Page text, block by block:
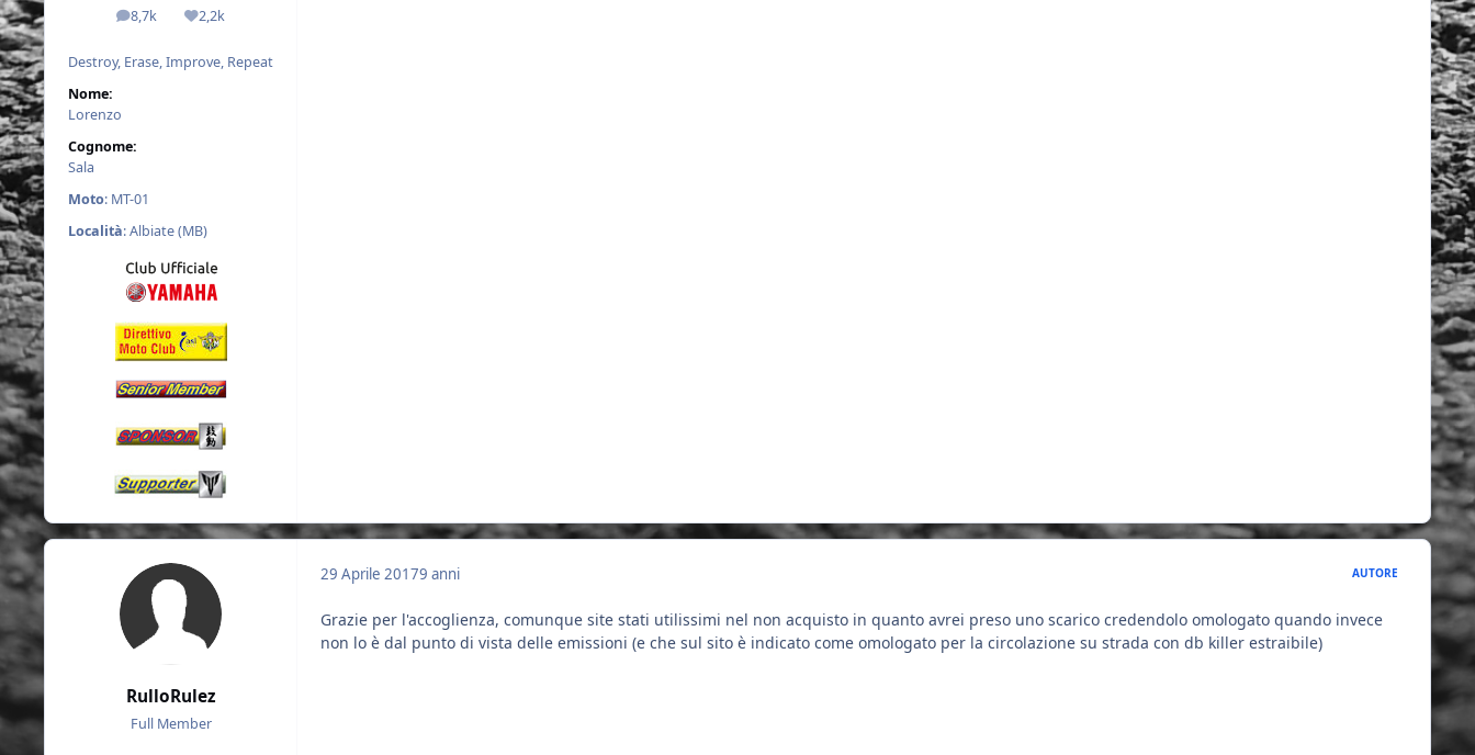
8,7k
messaggi2,2k
Reputazione
Destroy, Erase, Improve, Repeat
Nome:
Lorenzo
Cognome:
Sala
Moto: MT-01
Località: Albiate (MB)
RulloRulez
Full Member
29 Aprile 20179 anni AUTORE
Grazie per l'accoglienza, comunque site stati utilissimi nel non acquisto in quanto avrei preso uno scarico credendolo omologato quando invece
non lo è dal punto di vista delle emissioni (e che sul sito è indicato come omologato per la circolazione su strada con db killer estraibile)